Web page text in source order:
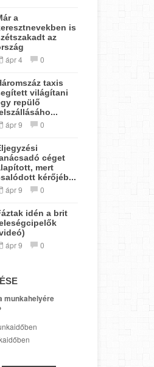
a
is
az
ápr 4 0
taxis
világítani
repülő
ápr 9 0
céget
mert
kérőjéb...
ápr 9 0
idén a brit
ápr 9 0
munkahelyére